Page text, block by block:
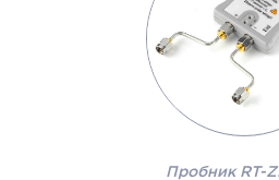
Пробник RT-